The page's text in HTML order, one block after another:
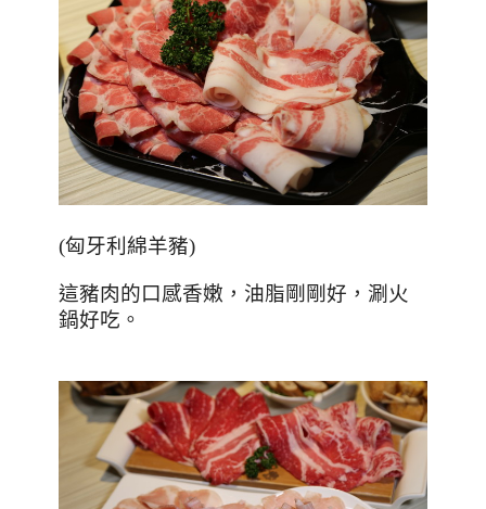
(匈牙利綿羊豬)
這豬肉的口感香嫩，油脂剛剛好，涮火
鍋好吃。